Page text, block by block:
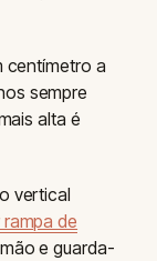
centímetro a
sempre
alta é
vertical
de
e guarda-